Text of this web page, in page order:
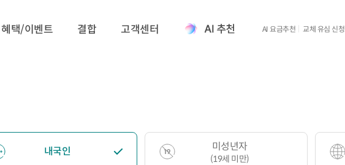
혜택/이벤트 결합 고객센터 AI 요금추천 교체 유심 신청
내국인 미성년자
(19세 미만)